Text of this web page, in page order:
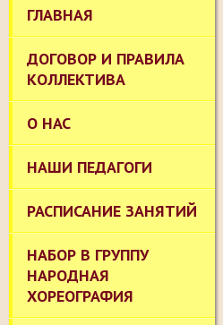
ГЛАВНАЯ
ДОГОВОР И ПРАВИЛА
КОЛЛЕКТИВА
О НАС
НАШИ ПЕДАГОГИ
РАСПИСАНИЕ ЗАНЯТИЙ
НАБОР В ГРУППУ
НАРОДНАЯ
ХОРЕОГРАФИЯ